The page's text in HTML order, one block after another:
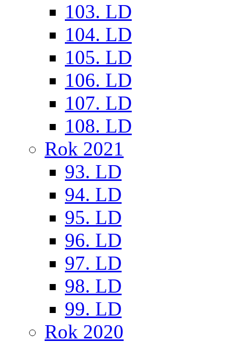
103. LD
104. LD
105. LD
106. LD
107. LD
108. LD
Rok 2021
93. LD
94. LD
95. LD
96. LD
97. LD
98. LD
99. LD
Rok 2020